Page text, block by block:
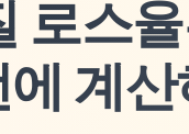
로스
계